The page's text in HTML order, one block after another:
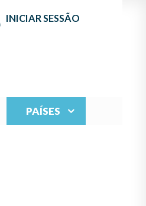
INICIAR SESSÃO
PAÍSES